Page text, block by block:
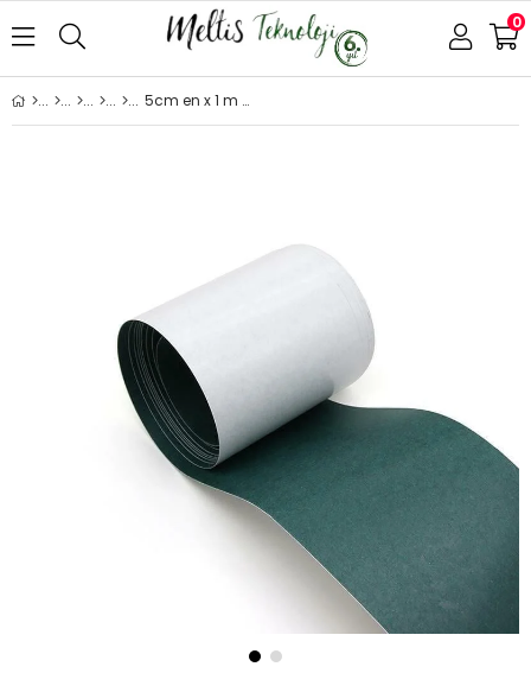
0
5cm en x 1 m boy Yapışkanlı Yalıtım İzolasyon Arpa Kağıt